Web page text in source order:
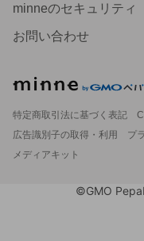
minneのセキュリティ
お問い合わせ
特定商取引法に基づく表記
広告識別子の取得・利用
プ
メディアキット
©GMO